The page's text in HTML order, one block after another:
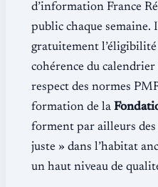
d’information France
public chaque semaine.
gratuitement l’éligibilité
cohérence du
respect des normes
formation de la
forment par ailleurs des
juste » dans l’habitat
un haut niveau de